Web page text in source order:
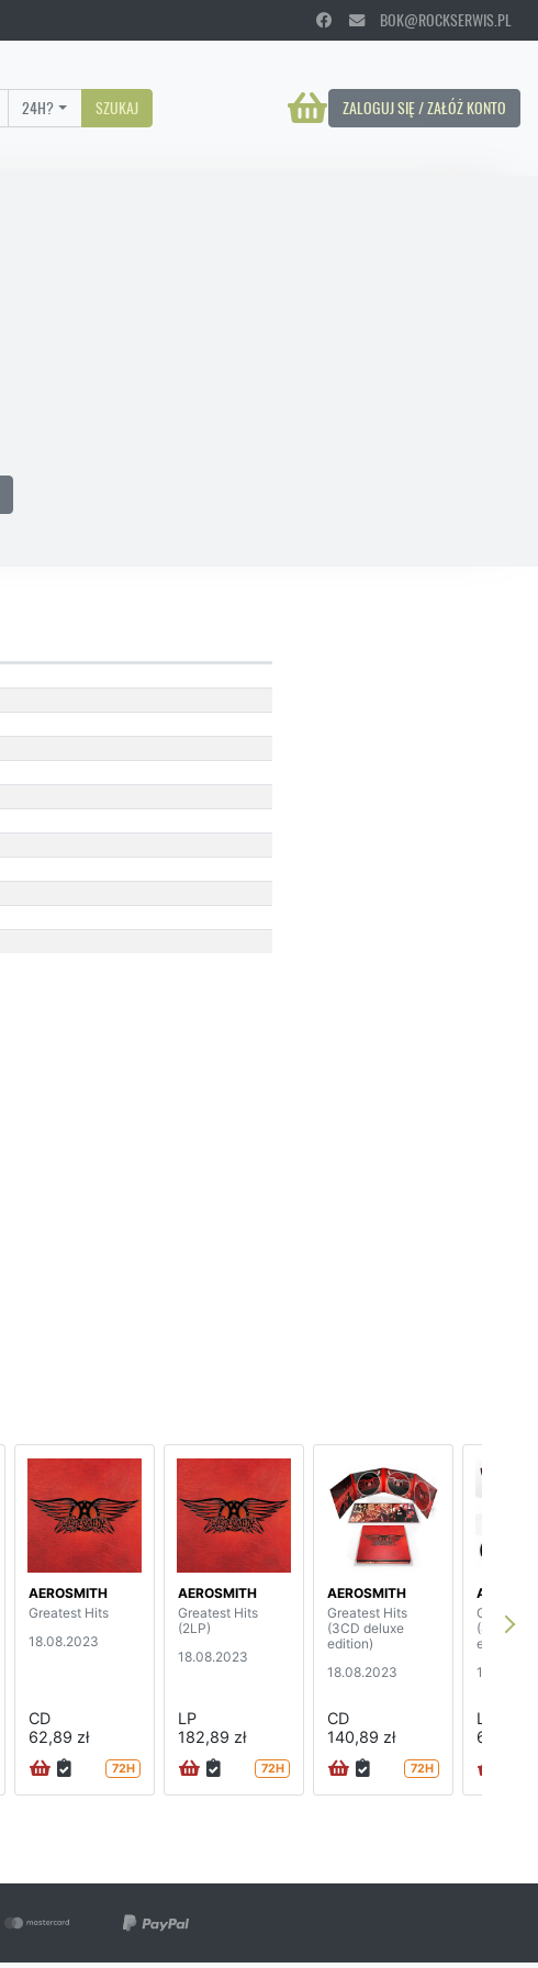
BOK@ROCKSERWIS.PL
ZALOGUJ SIĘ / ZAŁÓŻ KONTO
24H? SZUKAJ
AEROSMITH
Greatest Hits
18.08.2023
CD
62,89 zł
72H
AEROSMITH
Greatest Hits
(2LP)
18.08.2023
LP
182,89 zł
72H
AEROSMITH
Greatest Hits
(3CD deluxe
edition)
18.08.2023
CD
140,89 zł
72H
Greatest
(4LP
edition)
LP
660,89